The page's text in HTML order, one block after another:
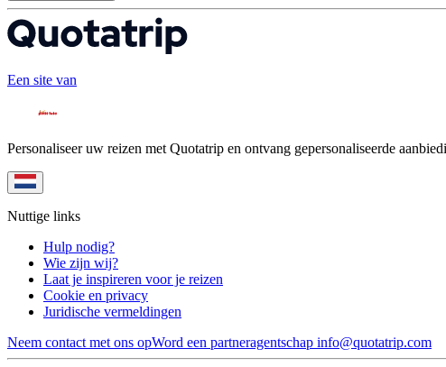
Een site van
Personaliseer uw reizen met Quotatrip en ontvang gepersonaliseerde
Nuttige links
Hulp nodig?
Wie zijn wij?
Laat je inspireren voor je reizen
Cookie en privacy
Juridische vermeldingen
Neem contact met ons opWord een partneragentschap info@quotatrip.com